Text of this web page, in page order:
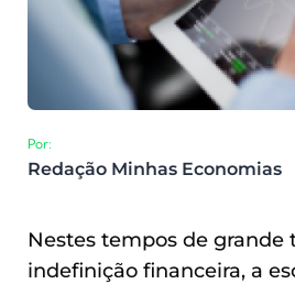
Por:
Redação Minhas Economias
Nestes tempos de grande
indefinição financeira, a